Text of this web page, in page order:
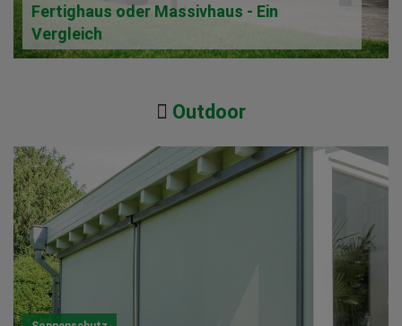
Fertighaus oder Massivhaus - Ein
Vergleich
Outdoor